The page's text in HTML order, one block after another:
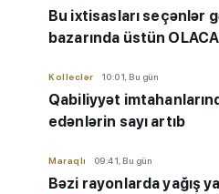
Bu ixtisasları seçənlər
bazarında üstün
Kolleclər 10:01, Bu gün
Qabiliyyət
edənlərin sayı artıb
Maraqlı 09:41, Bu gün
Bəzi rayonlarda yağış